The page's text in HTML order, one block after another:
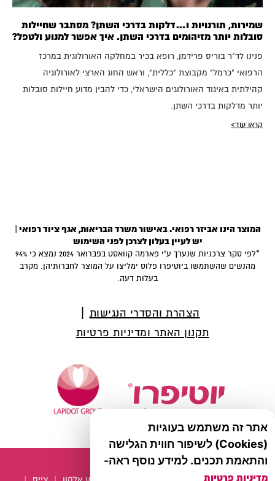
שמירות, תורנויות ו…דלקות בדרכי השתן? מסתבר שחיילות
סובלות יותר מזיהומים בדרכי השתן. איך אפשר למנוע ולטפל?
פנינו לד"ר בוריס פרידמן, רופא בכיר במחלקה האורולוגית במרכז
הרפואי "כרמל" מקבוצת "כללית", וראש החוג הארצי לאורולוגיה
קהילתית באיגוד האורולוגים הישראלי, כדי להבין מדוע חיילות סובלות
יותר מדלקות בדרכי השתן.
קראו עוד>
המוצר הינו אביזר רפואי. באישור משרד הבריאות, אגף ציוד רפואי |
יש לעיין בעלון לצרכן לפני השימוש
*לפי סקר צרכניות שנערך ע"י פארמה קוואסט בפברואר 2024 נמצא כי 94%
מהנשים שהשתמשו ביוטיפרו פלוס ימליצו על המוצר לחברותיהן. מקרב
בעלות דעה.
הצהרת והסדרי הנגישות
תקנון האתר ומדיניות פרטיות
Lap-00813-11/2021
אתר זה משתמש בעוגיות
(Cookies) לשיפור חווית הגלישה
והתאמת תכנים. למידע נוסף ראה-
מדיניות פרטיות